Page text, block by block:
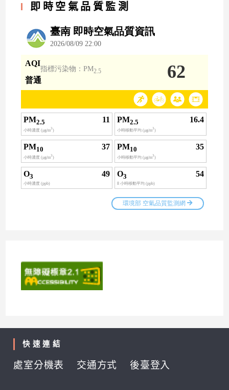
即時空氣品質監測
快速連結
處室分機表 交通方式 後臺登入